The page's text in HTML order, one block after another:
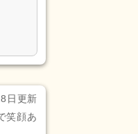
日更新
笑顔あ